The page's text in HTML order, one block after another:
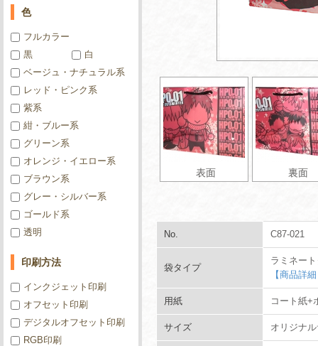
表面 裏面
No. C87-021
袋タイプ
ラミネー
【商品詳
用紙 コート紙+
サイズ オリジナ
色
フルカラー
黒
白
ベージュ・ナチュラル系
レッド・ピンク系
紫系
紺・ブルー系
グリーン系
オレンジ・イエロー系
ブラウン系
グレー・シルバー系
ゴールド系
透明
印刷方法
インクジェット印刷
オフセット印刷
デジタルオフセット印刷
RGB印刷